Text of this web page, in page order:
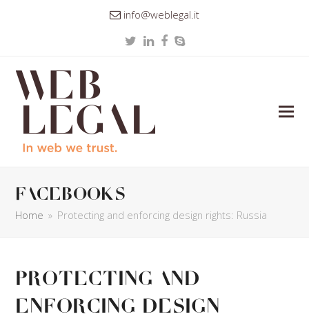
info@weblegal.it
TwitterLinkedIn
Facebook
Skype
facebooks
Home » Protecting and enforcing design rights: Russia
Protecting and
enforcing design